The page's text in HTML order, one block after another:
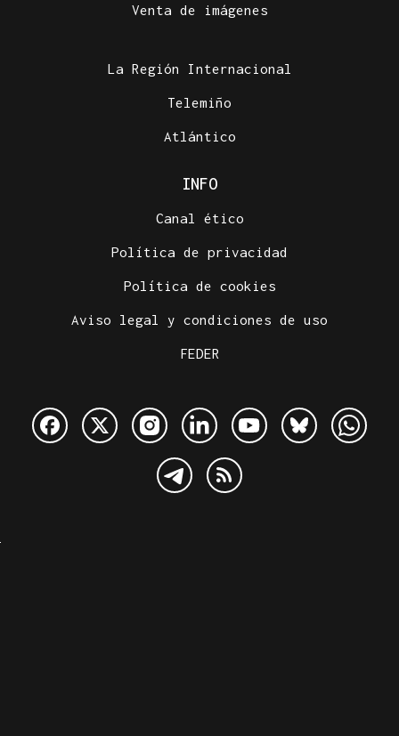
Venta de imágenes
La Región Internacional
Telemiño
Atlántico
INFO
Canal ético
Política de privacidad
Política de cookies
Aviso legal y condiciones de uso
FEDER